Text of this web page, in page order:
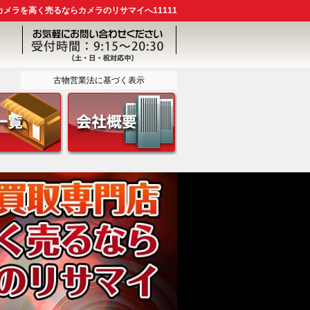
メラを高く売るならカメラのリサマイへ11111
古物営業法に基づく表示